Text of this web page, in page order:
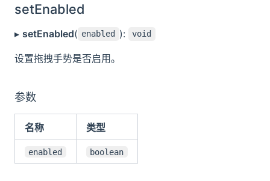
setEnabled
▸ setEnabled( enabled ): void
设置拖拽手势是否启用。
参数
名称 类型
enabled boolean